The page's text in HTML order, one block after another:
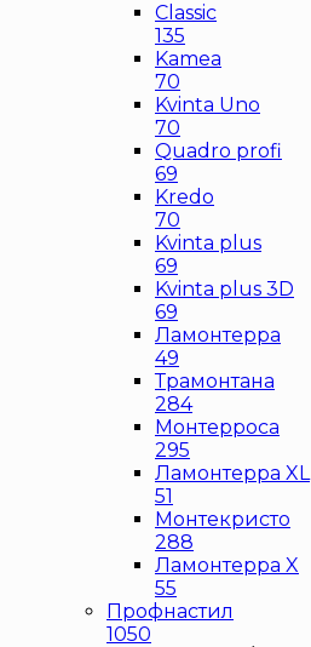
Classic
135
Kamea
70
Kvinta Uno
70
Quadro profi
69
Kredo
70
Kvinta plus
69
Kvinta plus 3D
69
Ламонтерра
49
Трамонтана
284
Монтерроса
295
Ламонтерра XL
51
Монтекристо
288
Ламонтерра X
55
Профнастил
1050